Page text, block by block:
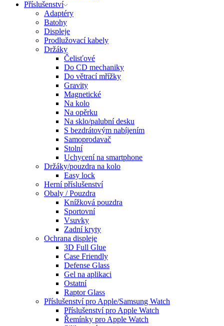
Příslušenství
Adaptéry
Batohy
Displeje
Prodlužovací kabely
Držáky
Čelisťové
Do CD mechaniky
Do větrací mřížky
Gravity
Magnetické
Na kolo
Na opěrku
Na sklo/palubní desku
S bezdrátovým nabíjením
Samoprodavač
Stolní
Uchycení na smartphone
Držáky/pouzdra na kolo
Easy lock
Herní příslušenství
Obaly / Pouzdra
Knížková pouzdra
Sportovní
Vsuvky
Zadní kryty
Ochrana displeje
3D Full Glue
Case Friendly
Defense Glass
Gel na aplikaci
Ostatní
Raptor Glass
Příslušenství pro Apple/Samsung Watch
Příslušenství pro Apple Watch
Řemínky pro Apple Watch